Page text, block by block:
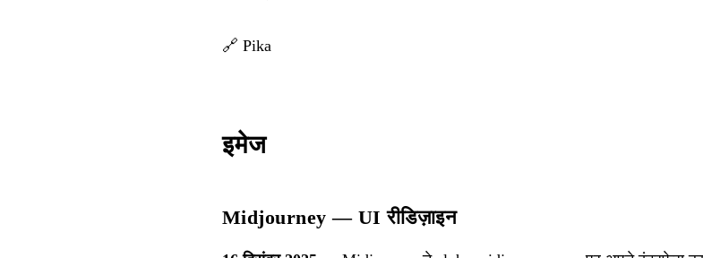
🔗 Pika
इमेज
Midjourney — UI रीडिज़ाइन